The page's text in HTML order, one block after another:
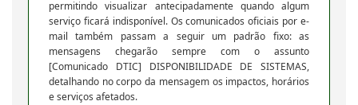
permitindo visualizar antecipadamente quando algum
serviço ficará indisponível. Os comunicados oficiais por e-
mail também passam a seguir um padrão fixo: as
mensagens chegarão sempre com o assunto
[Comunicado DTIC] DISPONIBILIDADE DE SISTEMAS,
detalhando no corpo da mensagem os impactos, horários
e serviços afetados.